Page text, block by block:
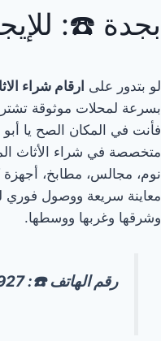
بجدة ☎️:
لو بتدور على ارقام شراء
بسرعة لمحلات موثوقة
فأنت في المكان الصح يا
متخصصة في شراء الأثاث
نوم، مجالس، مطابخ، أجهزة
معاينة سريعة ووصول فوري
وشرقها وغربها ووسطها.
رقم الهاتف ☎️: 00201006069927